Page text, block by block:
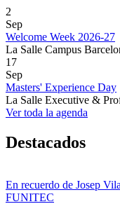
2
Sep
Welcome Week 2026-27
La Salle Campus
17
Sep
Masters' Experience Day
La Salle Executive &
Ver toda la agenda
Destacados
En recuerdo de Josep
FUNITEC